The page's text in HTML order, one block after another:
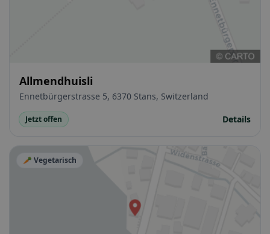
Allmendhuisli
Ennetbürgerstrasse 5, 6370 Stans, Switzerland
Jetzt offen Details
🥕 Vegetarisch